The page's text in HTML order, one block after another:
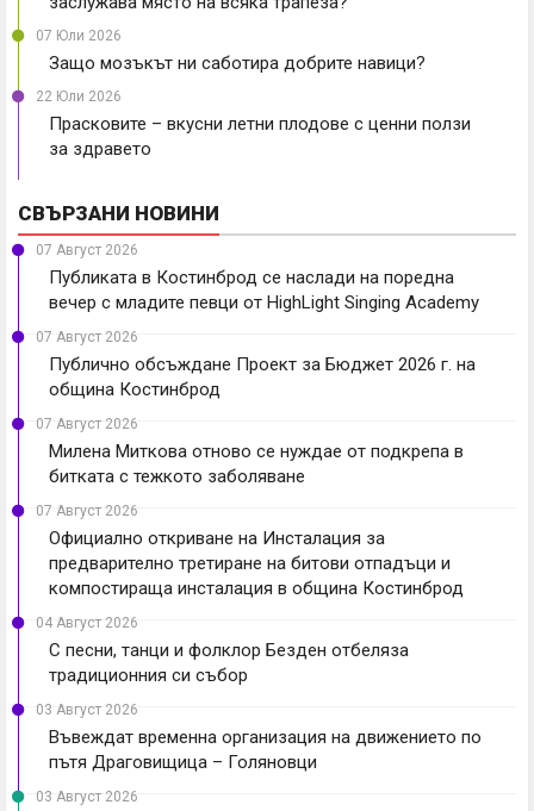
07 Юли 2026
Защо мозъкът ни саботира добрите навици?
22 Юли 2026
Прасковите – вкусни летни плодове с ценни ползи
за здравето
СВЪРЗАНИ НОВИНИ
07 Август 2026
Публиката в Костинброд се наслади на поредна
вечер с младите певци от HighLight Singing Academy
07 Август 2026
Публично обсъждане Проект за Бюджет 2026 г. на
община Костинброд
07 Август 2026
Милена Миткова отново се нуждае от подкрепа в
битката с тежкото заболяване
07 Август 2026
Официално откриване на Инсталация за
предварително третиране на битови отпадъци и
компостираща инсталация в община Костинброд
04 Август 2026
С песни, танци и фолклор Безден отбеляза
традиционния си събор
03 Август 2026
Въвеждат временна организация на движението по
пътя Драговищица – Голяновци
03 Август 2026